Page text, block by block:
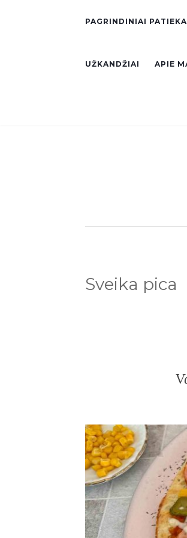
PAGRINDINIAI
UŽKANDŽIAI APIE
Sveika pica